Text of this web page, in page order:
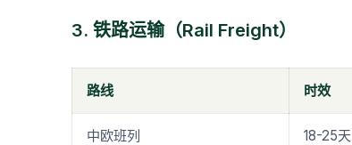
3. 铁路运输（Rail Freight）
路线 时效
中欧班列 18-25天